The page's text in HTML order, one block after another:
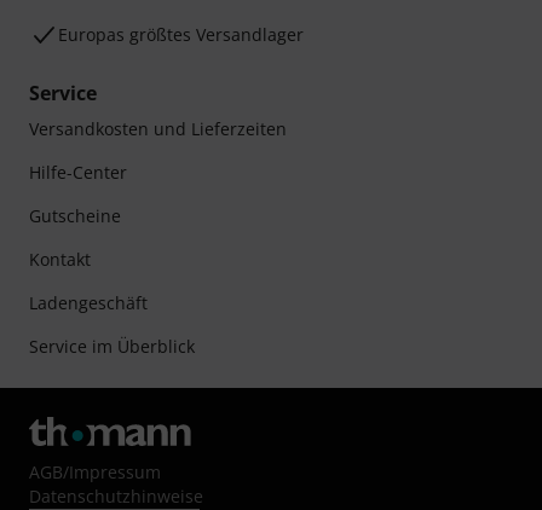
Europas größtes Versandlager
Service
Versandkosten und Lieferzeiten
Hilfe-Center
Gutscheine
Kontakt
Ladengeschäft
Service im Überblick
AGB/Impressum
Datenschutzhinweise